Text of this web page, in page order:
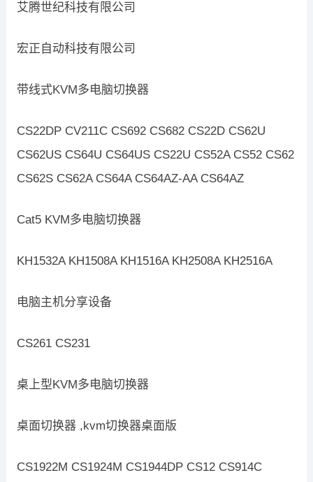
艾腾世纪科技有限公司
宏正自动科技有限公司
带线式KVM多电脑切换器
CS22DP CV211C CS692 CS682 CS22D CS62U
CS62US CS64U CS64US CS22U CS52A CS52 CS62
CS62S CS62A CS64A CS64AZ-AA CS64AZ
Cat5 KVM多电脑切换器
KH1532A KH1508A KH1516A KH2508A KH2516A
电脑主机分享设备
CS261 CS231
桌上型KVM多电脑切换器
桌面切换器 ,kvm切换器桌面版
CS1922M CS1924M CS1944DP CS12 CS914C